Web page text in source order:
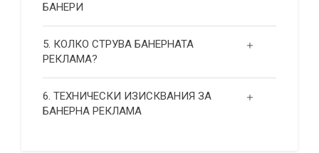
БАНЕРИ
5. КОЛКО СТРУВА БАНЕРНАТА
РЕКЛАМА?
6. ТЕХНИЧЕСКИ ИЗИСКВАНИЯ ЗА
БАНЕРНА РЕКЛАМА